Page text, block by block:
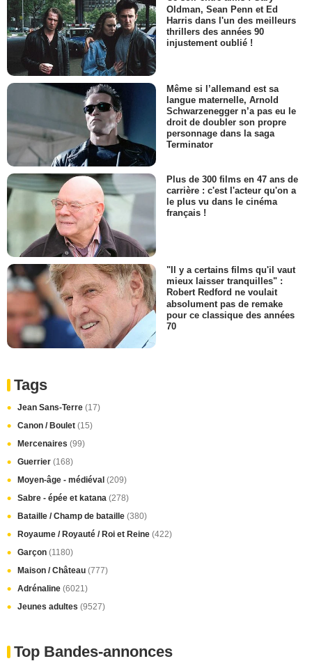
Oldman, Sean Penn et Ed
Harris dans l'un des meilleurs
thrillers des années 90
injustement oublié !
Même si l’allemand est sa
langue maternelle, Arnold
Schwarzenegger n’a pas eu le
droit de doubler son propre
personnage dans la saga
Terminator
Plus de 300 films en 47 ans de
carrière : c'est l'acteur qu'on a
le plus vu dans le cinéma
français !
"Il y a certains films qu'il vaut
mieux laisser tranquilles" :
Robert Redford ne voulait
absolument pas de remake
pour ce classique des années
70
Tags
Jean Sans-Terre (17)
Canon / Boulet (15)
Mercenaires (99)
Guerrier (168)
Moyen-âge - médiéval (209)
Sabre - épée et katana (278)
Bataille / Champ de bataille (380)
Royaume / Royauté / Roi et Reine (422)
Garçon (1180)
Maison / Château (777)
Adrénaline (6021)
Jeunes adultes (9527)
Top Bandes-annonces